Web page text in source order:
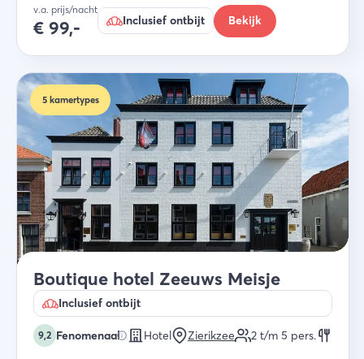
v.a. prijs/nacht
€ 99,- Inclusief ontbijt Bekijk
5 kamertypes
Boutique hotel Zeeuws Meisje
Inclusief ontbijt
9,2 Fenomenaal Hotel Zierikzee 2 t/m 5 pers.